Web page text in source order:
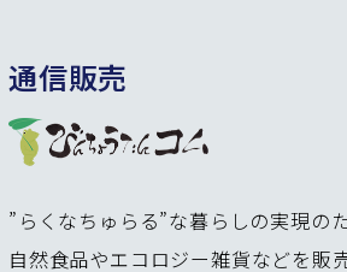
通信販売
”らくなちゅらる”な暮らしの実現の
自然食品やエコロジー雑貨などを販